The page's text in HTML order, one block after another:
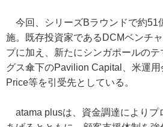
今回、シリーズBラウンドで約51
施。既存投資家であるDCMベンチ
プに加え、新たにシンガポールの
グス傘下のPavilion Capital、米運
Price等を引受先としている。
atama plusは、資金調達によりプ